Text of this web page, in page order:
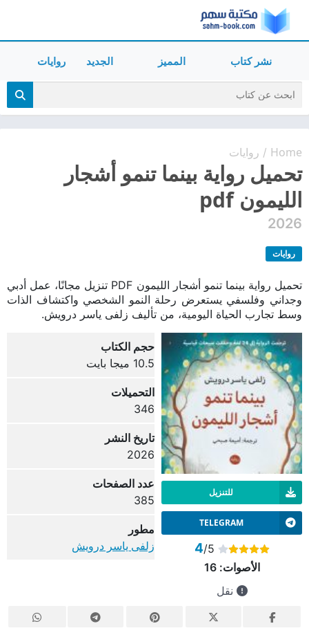
نشر كتاب المميز الجديد روايات
Home
/ روايات
تحميل رواية بينما تنمو أشجار
الليمون pdf
2026
روايات
تحميل رواية بينما تنمو أشجار الليمون PDF تنزيل مجانًا، عمل أدبي
وجداني وفلسفي يستعرض رحلة النمو الشخصي واكتشاف الذات
وسط تجارب الحياة اليومية، من تأليف زلفى ياسر درويش.
للتنزيل
TELEGRAM
4/5
الأصوات:16
نقل
حجم الكتاب
10.5 ميجا بايت
التحميلات
346
تاريخ النشر
2026
عدد الصفحات
385
مطور
زلفى ياسر درويش